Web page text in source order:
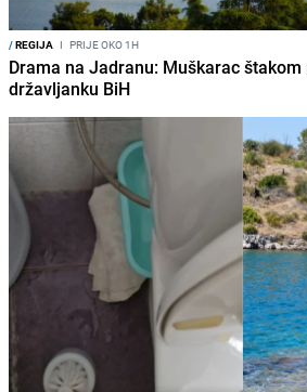
/REGIJA I PRIJE OKO 1H
Drama na Jadranu: Muškarac
državljanku BiH